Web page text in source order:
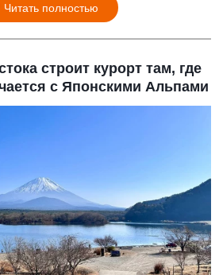
Читать полностью
строит курорт там, где
с Японскими Альпами